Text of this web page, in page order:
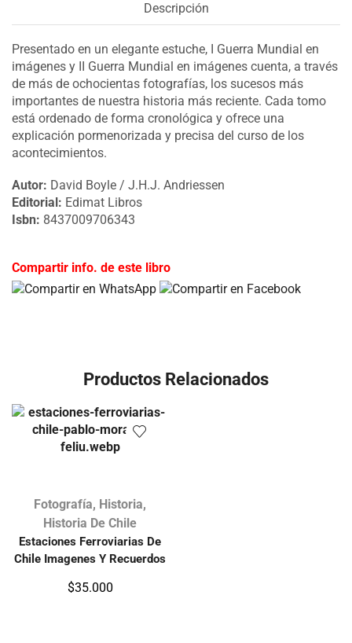
Descripción
Presentado en un elegante estuche, I Guerra Mundial en
imágenes y II Guerra Mundial en imágenes cuenta, a través
de más de ochocientas fotografías, los sucesos más
importantes de nuestra historia más reciente. Cada tomo
está ordenado de forma cronológica y ofrece una
explicación pormenorizada y precisa del curso de los
acontecimientos.
Autor: David Boyle / J.H.J. Andriessen
Editorial: Edimat Libros
Isbn: 8437009706343
Compartir info. de este libro
Productos Relacionados
Fotografía, Historia,
Historia De Chile
Estaciones Ferroviarias De
Chile Imagenes Y Recuerdos
$35.000